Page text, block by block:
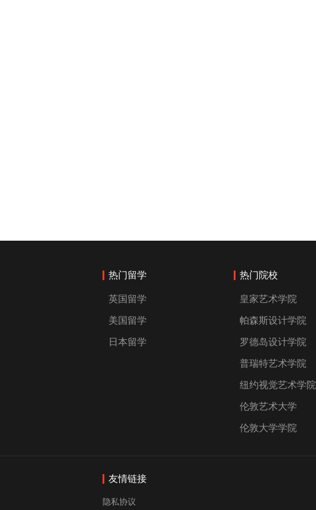
热门留学
英国留学
美国留学
日本留学
热门院校
皇家艺术学院
帕森斯设计学院
罗德岛设计学院
普瑞特艺术学院
纽约视觉艺术学院
伦敦艺术大学
伦敦大学学院
友情链接
隐私协议